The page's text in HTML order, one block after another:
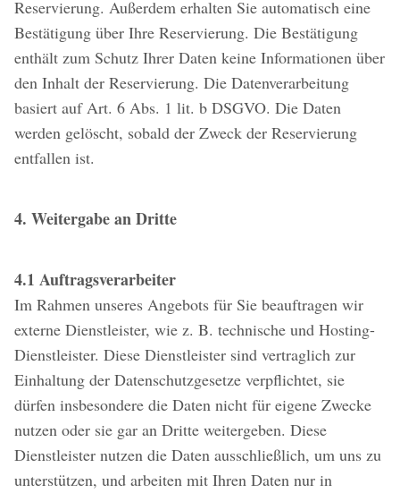
Reservierung. Außerdem erhalten Sie automatisch eine
Bestätigung über Ihre Reservierung. Die Bestätigung
enthält zum Schutz Ihrer Daten keine Informationen über
den Inhalt der Reservierung. Die Datenverarbeitung
basiert auf Art. 6 Abs. 1 lit. b DSGVO. Die Daten
werden gelöscht, sobald der Zweck der Reservierung
entfallen ist.
4. Weitergabe an Dritte
4.1 Auftragsverarbeiter
Im Rahmen unseres Angebots für Sie beauftragen wir
externe Dienstleister, wie z. B. technische und Hosting-
Dienstleister. Diese Dienstleister sind vertraglich zur
Einhaltung der Datenschutzgesetze verpflichtet, sie
dürfen insbesondere die Daten nicht für eigene Zwecke
nutzen oder sie gar an Dritte weitergeben. Diese
Dienstleister nutzen die Daten ausschließlich, um uns zu
unterstützen, und arbeiten mit Ihren Daten nur in